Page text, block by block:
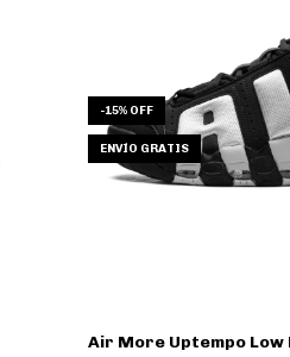
-15% OFF
ENVÍO GRATIS
Air More Uptempo Low